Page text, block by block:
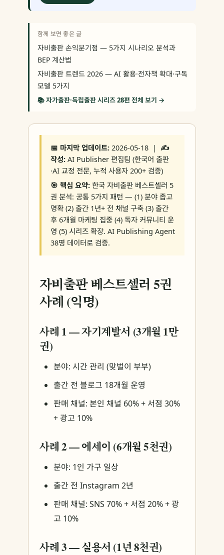
함께 보면 좋은 글
자비출판 손익분기점 — 5가지 시나리오 분석과
BEP 계산법
자비출판 트렌드 2026 — AI 활용·전자책 확대·구독
모델 5가지
📚 자가출판·독립출판 시리즈 28편 전체 보기 →
📅 마지막 업데이트: 2026-05-18 | ✍️
작성: AI Publisher 편집팀 (한국어 출판
·AI 교정 전문, 누적 사용자 200+ 검증)
🎯 핵심 요약: 한국 자비출판 베스트셀러 5
권 분석: 공통 5가지 패턴 — (1) 분야 좁고
명확 (2) 출간 1년+ 전 채널 구축 (3) 출간
후 6개월 마케팅 집중 (4) 독자 커뮤니티 운
영 (5) 시리즈 확장. AI Publishing Agent
38명 데이터로 검증.
자비출판 베스트셀러 5권
사례 (익명)
사례 1 — 자기계발서 (3개월 1만
권)
분야: 시간 관리 (맞벌이 부부)
출간 전 블로그 18개월 운영
판매 채널: 본인 채널 60% + 서점 30%
+ 광고 10%
사례 2 — 에세이 (6개월 5천권)
분야: 1인 가구 일상
출간 전 Instagram 2년
판매 채널: SNS 70% + 서점 20% + 광
고 10%
사례 3 — 실용서 (1년 8천권)